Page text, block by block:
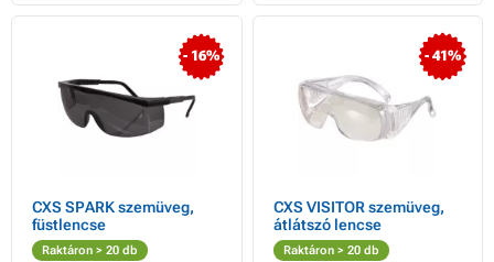
- 16%
CXS SPARK szemüveg,
füstlencse
Raktáron > 20 db
- 41%
CXS VISITOR szemüveg,
átlátszó lencse
Raktáron > 20 db